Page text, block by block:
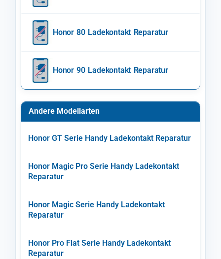
Honor 80 Ladekontakt Reparatur
Honor 90 Ladekontakt Reparatur
Andere Modellarten
Honor GT Serie Handy Ladekontakt Reparatur
Honor Magic Pro Serie Handy Ladekontakt
Reparatur
Honor Magic Serie Handy Ladekontakt
Reparatur
Honor Pro Flat Serie Handy Ladekontakt
Reparatur